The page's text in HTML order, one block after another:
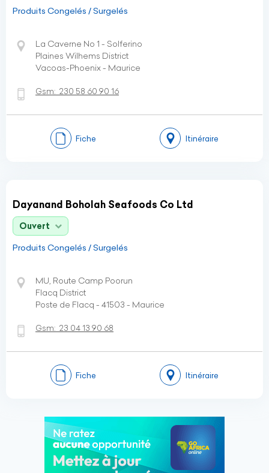
Produits Congelés / Surgelés
La Caverne No 1 - Solferino
Plaines Wilhems District
Vacoas-Phoenix - Maurice
Gsm: 230 58 60 90 16
Fiche Itinéraire
Dayanand Boholah Seafoods Co Ltd
Ouvert
Produits Congelés / Surgelés
MU, Route Camp Poorun
Flacq District
Poste de Flacq - 41503 - Maurice
Gsm: 23 04 13 90 68
Fiche Itinéraire